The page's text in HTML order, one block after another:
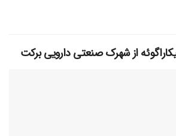
از شهرک صنعتی دارویی برکت